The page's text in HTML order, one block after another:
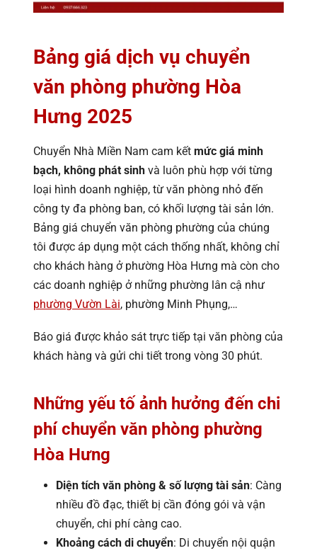
Bảng giá dịch vụ chuyển
văn phòng phường Hòa
Hưng 2025
Chuyển Nhà Miền Nam cam kết mức giá minh
bạch, không phát sinh và luôn phù hợp với từng
loại hình doanh nghiệp, từ văn phòng nhỏ đến
công ty đa phòng ban, có khối lượng tài sản lớn.
Bảng giá chuyển văn phòng phường của chúng
tôi được áp dụng một cách thống nhất, không chỉ
cho khách hàng ở phường Hòa Hưng mà còn cho
các doanh nghiệp ở những phường lân cậ như
phường Vườn Lài, phường Minh Phụng,…
Báo giá được khảo sát trực tiếp tại văn phòng của
khách hàng và gửi chi tiết trong vòng 30 phút.
Những yếu tố ảnh hưởng đến chi
phí chuyển văn phòng phường
Hòa Hưng
Diện tích văn phòng & số lượng tài sản: Càng
nhiều đồ đạc, thiết bị cần đóng gói và vận
chuyển, chi phí càng cao.
Khoảng cách di chuyển: Di chuyển nội quận